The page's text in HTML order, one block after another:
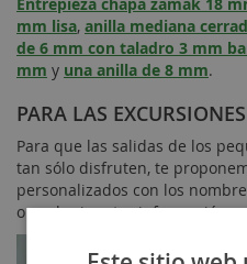
mm lisa, anilla mediana
de 6 mm con taladro 3 mm
mm y una anilla de 8 mm.
PARA LAS EXCURSIONES
Para que las salidas de los
tan sólo disfruten, te
personalizados con los
o cualquier otra información